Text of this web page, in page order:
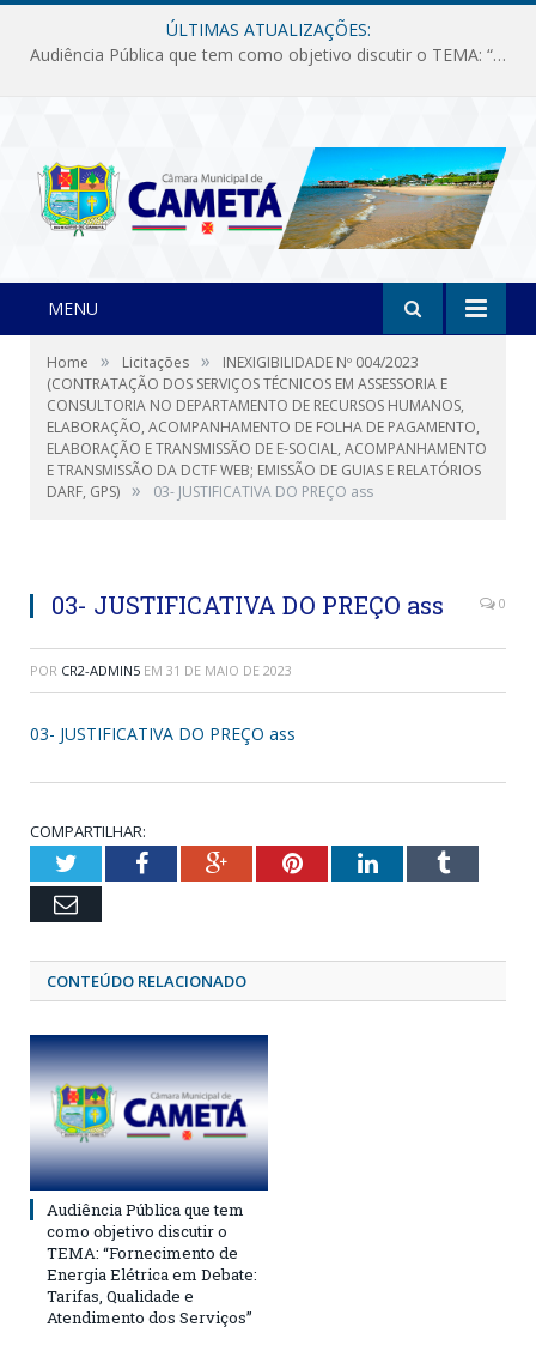
ÚLTIMAS ATUALIZAÇÕES:
Audiência Pública que tem como objetivo discutir o TEMA: “Fornecimento de Energia Elétrica em Debate: Tarifas, Qualidade e Atendimento dos Serviços”
MENU
Home » Licitações »
INEXIGIBILIDADE Nº 004/2023
(CONTRATAÇÃO DOS SERVIÇOS TÉCNICOS EM ASSESSORIA E
CONSULTORIA NO DEPARTAMENTO DE RECURSOS HUMANOS,
ELABORAÇÃO, ACOMPANHAMENTO DE FOLHA DE PAGAMENTO,
ELABORAÇÃO E TRANSMISSÃO DE E-SOCIAL, ACOMPANHAMENTO
E TRANSMISSÃO DA DCTF WEB; EMISSÃO DE GUIAS E RELATÓRIOS
DARF, GPS) » 03- JUSTIFICATIVA DO PREÇO ass
03- JUSTIFICATIVA DO PREÇO ass 0
POR CR2-ADMIN5 EM 31 DE MAIO DE 2023
03- JUSTIFICATIVA DO PREÇO ass
COMPARTILHAR:
TwitterFacebookGoogle+PinterestLinkedInTumblr
Email
CONTEÚDO RELACIONADO
Audiência Pública que tem
como objetivo discutir o
TEMA: “Fornecimento de
Energia Elétrica em Debate:
Tarifas, Qualidade e
Atendimento dos Serviços”